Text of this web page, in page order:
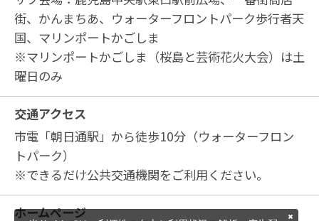
街、かんまちあ、ウォーターフロントパーク歩行者天
国、マリンポートかごしま
※マリンポートかごしま（桜島と芸術花火大会）は土
曜日のみ
交通アクセス
市電「朝日通駅」から徒歩10分（ウォーターフロン
トパーク）
※できるだけ公共交通機関をご利用ください。
ホームページ